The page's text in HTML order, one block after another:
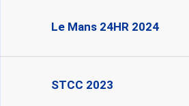
Le Mans 24HR 2024
STCC 2023